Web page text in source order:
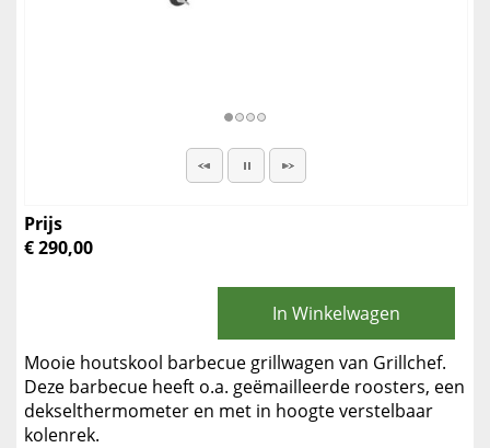
Prijs
€ 290,00
In Winkelwagen
Mooie houtskool barbecue grillwagen van Grillchef.
Deze barbecue heeft o.a. geëmailleerde roosters, een
dekselthermometer en met in hoogte verstelbaar
kolenrek.